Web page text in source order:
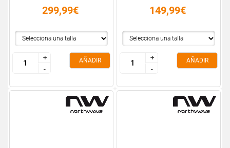
299,99€
+
-
+
-
AÑADIR
149,99€
+
-
+
-
AÑADIR